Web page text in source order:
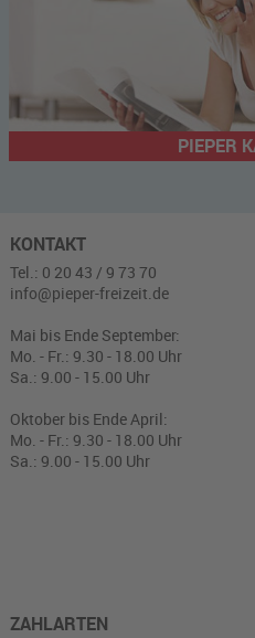
PIEPER
KONTAKT
Tel.: 0 20 43 / 9 73 70
info@pieper-freizeit.de
Mai bis Ende September:
Mo. - Fr.: 9.30 - 18.00 Uhr
Sa.: 9.00 - 15.00 Uhr
Oktober bis Ende April:
Mo. - Fr.: 9.30 - 18.00 Uhr
Sa.: 9.00 - 15.00 Uhr
ZAHLARTEN